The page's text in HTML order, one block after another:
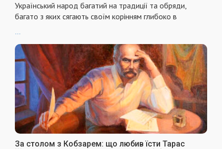
Український народ багатий на традиції та обряди,
багато з яких сягають своїм корінням глибоко в
...
За столом з Кобзарем: що любив їсти Тарас